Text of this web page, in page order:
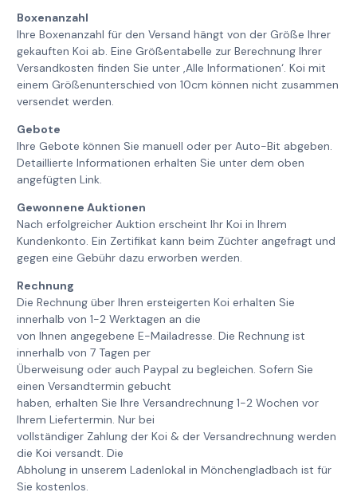
Boxenanzahl
Ihre Boxenanzahl für den Versand hängt von der Größe Ihrer
gekauften Koi ab. Eine Größentabelle zur Berechnung Ihrer
Versandkosten finden Sie unter ‚Alle Informationen‘. Koi mit
einem Größenunterschied von 10cm können nicht zusammen
versendet werden.
Gebote
Ihre Gebote können Sie manuell oder per Auto-Bit abgeben.
Detaillierte Informationen erhalten Sie unter dem oben
angefügten Link.
Gewonnene Auktionen
Nach erfolgreicher Auktion erscheint Ihr Koi in Ihrem
Kundenkonto. Ein Zertifikat kann beim Züchter angefragt und
gegen eine Gebühr dazu erworben werden.
Rechnung
Die Rechnung über Ihren ersteigerten Koi erhalten Sie
innerhalb von 1-2 Werktagen an die
von Ihnen angegebene E-Mailadresse. Die Rechnung ist
innerhalb von 7 Tagen per
Überweisung oder auch Paypal zu begleichen. Sofern Sie
einen Versandtermin gebucht
haben, erhalten Sie Ihre Versandrechnung 1-2 Wochen vor
Ihrem Liefertermin. Nur bei
vollständiger Zahlung der Koi & der Versandrechnung werden
die Koi versandt. Die
Abholung in unserem Ladenlokal in Mönchengladbach ist für
Sie kostenlos.